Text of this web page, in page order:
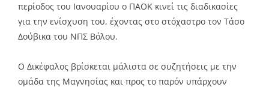
περίοδος του Ιανουαρίου ο ΠΑΟΚ κινεί τις διαδικασίες
για την ενίσχυση του, έχοντας στο στόχαστρο τον Τάσο
Δούβικα του ΝΠΣ Βόλου.
Ο Δικέφαλος βρίσκεται μάλιστα σε συζητήσεις με την
ομάδα της Μαγνησίας και προς το παρόν υπάρχουν